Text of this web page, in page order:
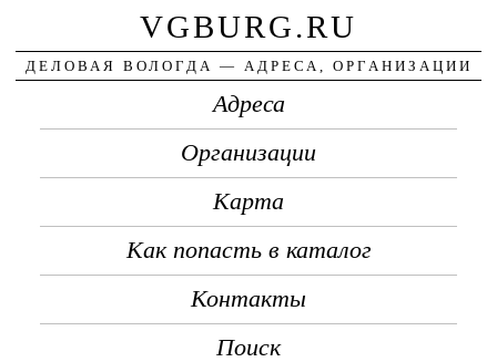
VGBURG.RU
ДЕЛОВАЯ ВОЛОГДА — АДРЕСА, ОРГАНИЗАЦИИ
Адреса
Организации
Карта
Как попасть в каталог
Контакты
Поиск